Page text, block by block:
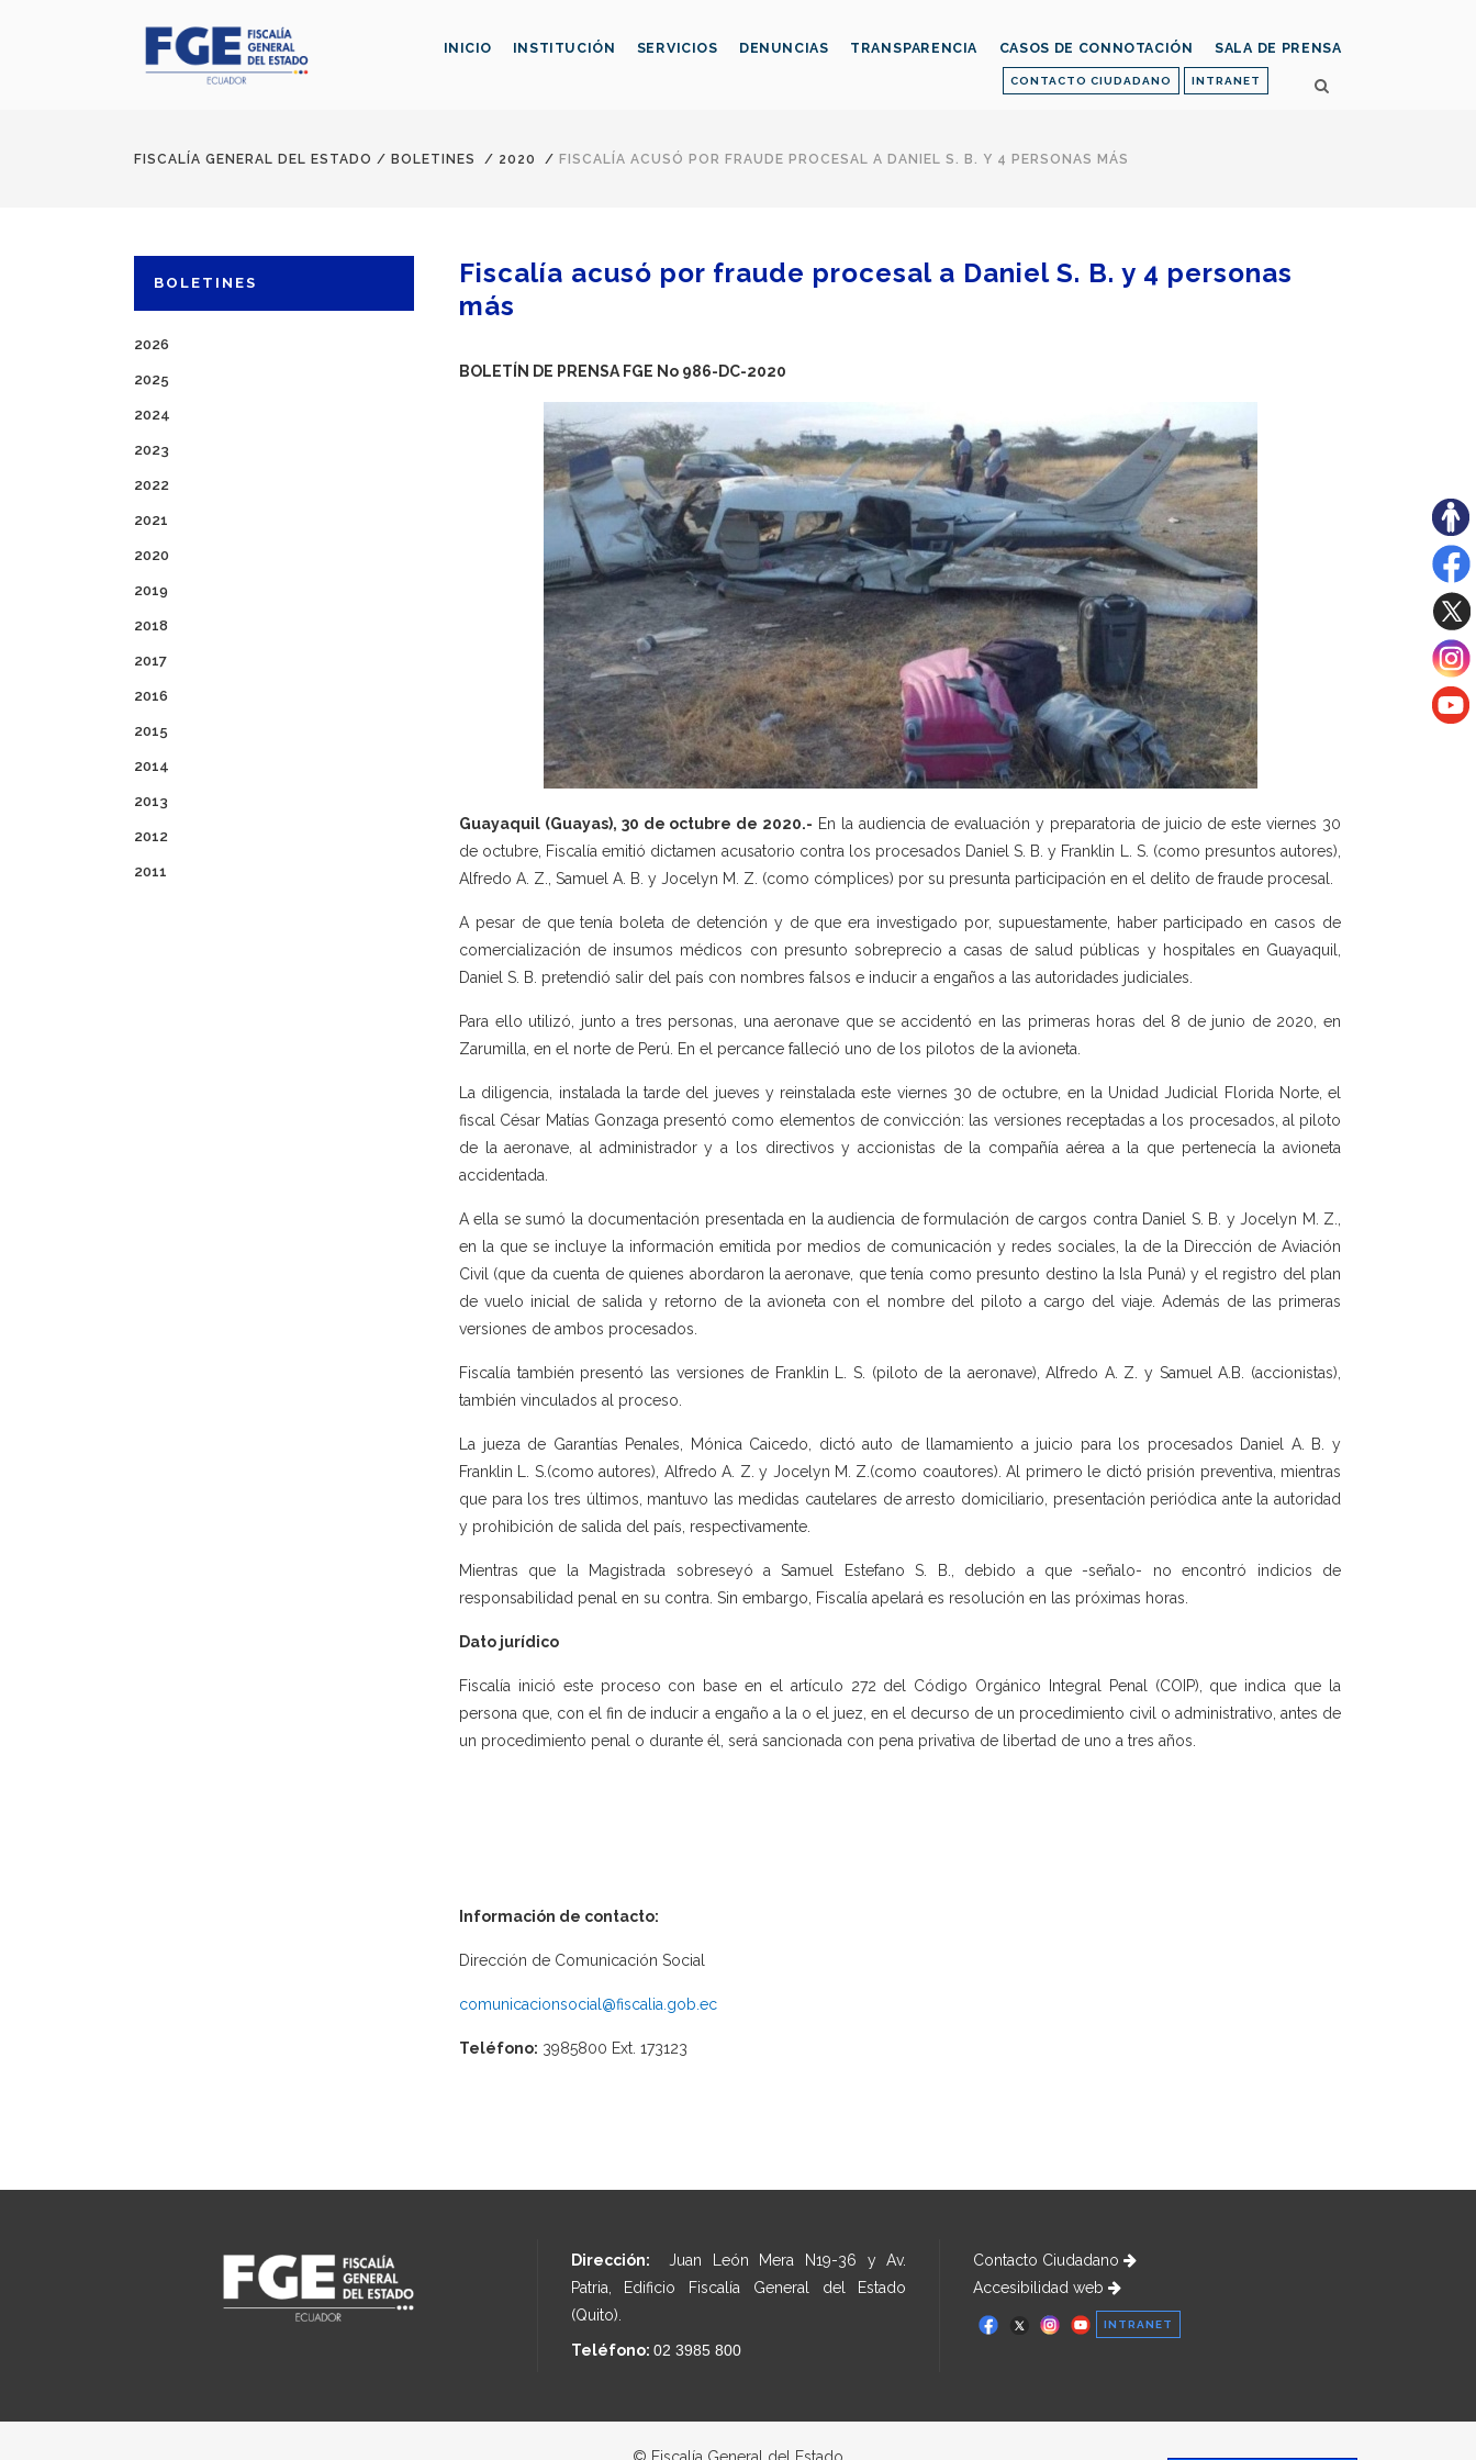
CONTACTO CIUDADANO INTRANET
INICIO INSTITUCIÓN SERVICIOS DENUNCIAS TRANSPARENCIA CASOS DE CONNOTACIÓN SALA DE PRENSA
FISCALÍA GENERAL DEL ESTADO / BOLETINES / 2020 / FISCALÍA ACUSÓ POR FRAUDE PROCESAL A DANIEL S. B. Y 4 PERSONAS MÁS
BOLETINES
2026
2025
2024
2023
2022
2021
2020
2019
2018
2017
2016
2015
2014
2013
2012
2011
Fiscalía acusó por fraude procesal a Daniel S. B. y 4 personas
más
BOLETÍN DE PRENSA FGE No 986-DC-2020
Guayaquil (Guayas), 30 de octubre de 2020.- En la audiencia de evaluación y preparatoria de juicio de este viernes 30
de octubre, Fiscalía emitió dictamen acusatorio contra los procesados Daniel S. B. y Franklin L. S. (como presuntos autores),
Alfredo A. Z., Samuel A. B. y Jocelyn M. Z. (como cómplices) por su presunta participación en el delito de fraude procesal.
A pesar de que tenía boleta de detención y de que era investigado por, supuestamente, haber participado en casos de
comercialización de insumos médicos con presunto sobreprecio a casas de salud públicas y hospitales en Guayaquil,
Daniel S. B. pretendió salir del país con nombres falsos e inducir a engaños a las autoridades judiciales.
Para ello utilizó, junto a tres personas, una aeronave que se accidentó en las primeras horas del 8 de junio de 2020, en
Zarumilla, en el norte de Perú. En el percance falleció uno de los pilotos de la avioneta.
La diligencia, instalada la tarde del jueves y reinstalada este viernes 30 de octubre, en la Unidad Judicial Florida Norte, el
fiscal César Matías Gonzaga presentó como elementos de convicción: las versiones receptadas a los procesados, al piloto
de la aeronave, al administrador y a los directivos y accionistas de la compañía aérea a la que pertenecía la avioneta
accidentada.
A ella se sumó la documentación presentada en la audiencia de formulación de cargos contra Daniel S. B. y Jocelyn M. Z.,
en la que se incluye la información emitida por medios de comunicación y redes sociales, la de la Dirección de Aviación
Civil (que da cuenta de quienes abordaron la aeronave, que tenía como presunto destino la Isla Puná) y el registro del plan
de vuelo inicial de salida y retorno de la avioneta con el nombre del piloto a cargo del viaje. Además de las primeras
versiones de ambos procesados.
Fiscalía también presentó las versiones de Franklin L. S. (piloto de la aeronave), Alfredo A. Z. y Samuel A.B. (accionistas),
también vinculados al proceso.
La jueza de Garantías Penales, Mónica Caicedo, dictó auto de llamamiento a juicio para los procesados Daniel A. B. y
Franklin L. S.(como autores), Alfredo A. Z. y Jocelyn M. Z.(como coautores). Al primero le dictó prisión preventiva, mientras
que para los tres últimos, mantuvo las medidas cautelares de arresto domiciliario, presentación periódica ante la autoridad
y prohibición de salida del país, respectivamente.
Mientras que la Magistrada sobreseyó a Samuel Estefano S. B., debido a que -señalo- no encontró indicios de
responsabilidad penal en su contra. Sin embargo, Fiscalía apelará es resolución en las próximas horas.
Dato jurídico
Fiscalía inició este proceso con base en el artículo 272 del Código Orgánico Integral Penal (COIP), que indica que la
persona que, con el fin de inducir a engaño a la o el juez, en el decurso de un procedimiento civil o administrativo, antes de
un procedimiento penal o durante él, será sancionada con pena privativa de libertad de uno a tres años.
Información de contacto:
Dirección de Comunicación Social
comunicacionsocial@fiscalia.gob.ec
Teléfono: 3985800 Ext. 173123
Dirección: Juan León Mera N19-36 y Av.
Patria, Edificio Fiscalía General del Estado
(Quito).
Teléfono: 02 3985 800
Contacto Ciudadano
Accesibilidad web
INTRANET